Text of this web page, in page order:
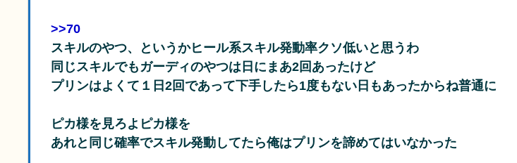
>>70
スキルのやつ、というかヒール系スキル発動率クソ低いと思うわ
同じスキルでもガーディのやつは日にまあ2回あったけど
プリンはよくて１日2回であって下手したら1度もない日もあったからね普通に
ピカ様を見ろよピカ様を
あれと同じ確率でスキル発動してたら俺はプリンを諦めてはいなかった